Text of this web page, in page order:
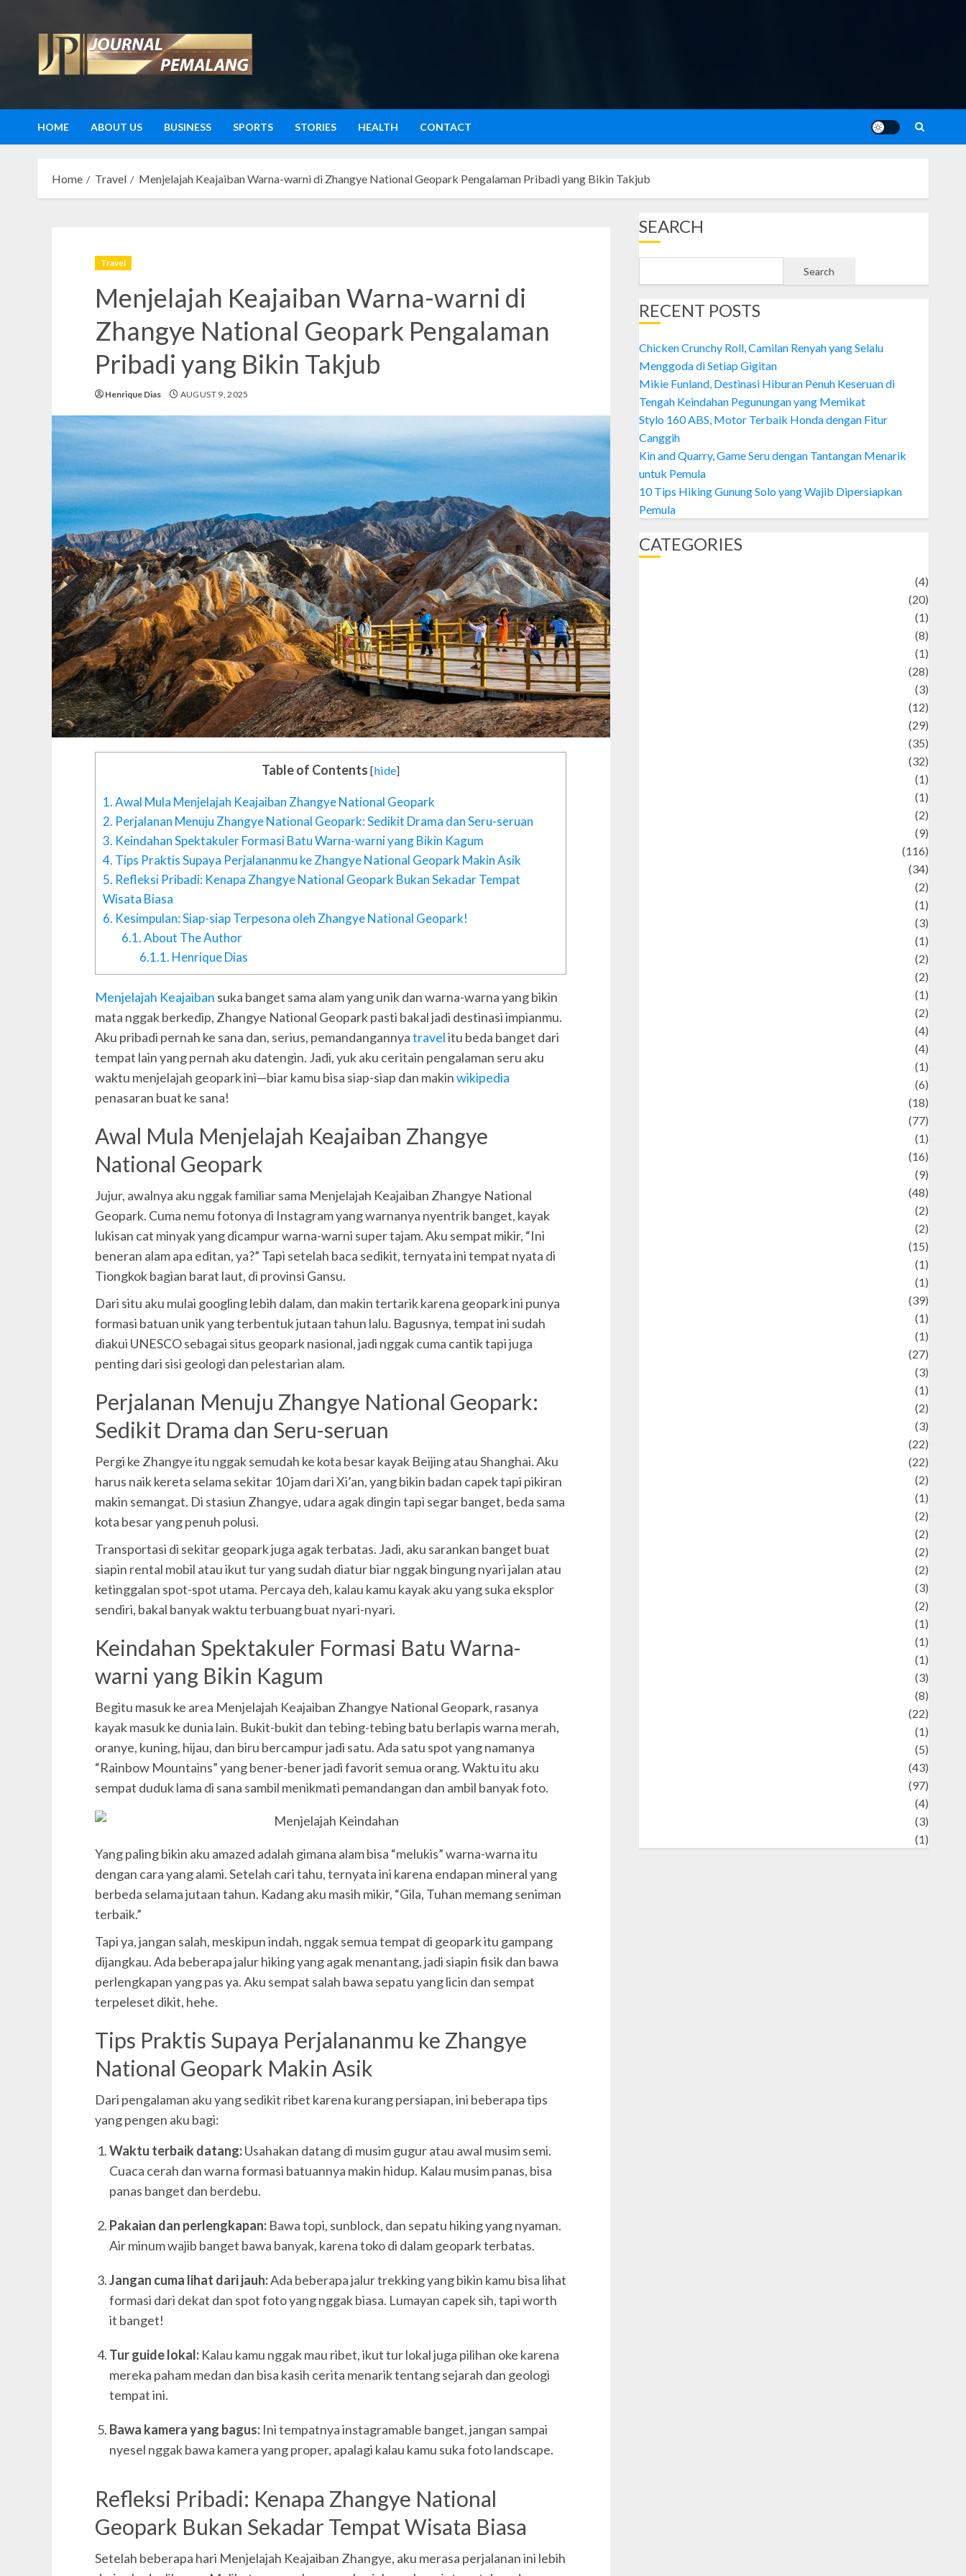
HOME ABOUT US BUSINESS SPORTS STORIES HEALTH CONTACT
Home Travel Menjelajah Keajaiban Warna-warni di Zhangye National Geopark Pengalaman Pribadi yang Bikin Takjub
Travel
Menjelajah Keajaiban Warna-warni di
Zhangye National Geopark Pengalaman
Pribadi yang Bikin Takjub
Henrique Dias AUGUST 9, 2025
Table of Contents [hide]
1.Awal Mula Menjelajah Keajaiban Zhangye National Geopark
2. Perjalanan Menuju Zhangye National Geopark: Sedikit Drama dan Seru-seruan
3. Keindahan Spektakuler Formasi Batu Warna-warni yang Bikin Kagum
4. Tips Praktis Supaya Perjalananmu ke Zhangye National Geopark Makin Asik
5. Refleksi Pribadi: Kenapa Zhangye National Geopark Bukan Sekadar Tempat
Wisata Biasa
6. Kesimpulan: Siap-siap Terpesona oleh Zhangye National Geopark!
6.1.About The Author
6.1.1. Henrique Dias
Menjelajah Keajaiban suka banget sama alam yang unik dan warna-warna yang bikin
mata nggak berkedip, Zhangye National Geopark pasti bakal jadi destinasi impianmu.
Aku pribadi pernah ke sana dan, serius, pemandangannyatravelitu beda banget dari
tempat lain yang pernah aku datengin. Jadi, yuk aku ceritain pengalaman seru aku
waktu menjelajah geopark ini—biar kamu bisa siap-siap dan makinwikipedia
penasaran buat ke sana!
Awal Mula Menjelajah Keajaiban Zhangye
National Geopark
Jujur, awalnya aku nggak familiar sama Menjelajah Keajaiban Zhangye National
Geopark. Cuma nemu fotonya di Instagram yang warnanya nyentrik banget, kayak
lukisan cat minyak yang dicampur warna-warni super tajam. Aku sempat mikir, “Ini
beneran alam apa editan, ya?” Tapi setelah baca sedikit, ternyata ini tempat nyata di
Tiongkok bagian barat laut, di provinsi Gansu.
Dari situ aku mulai googling lebih dalam, dan makin tertarik karena geopark ini punya
formasi batuan unik yang terbentuk jutaan tahun lalu. Bagusnya, tempat ini sudah
diakui UNESCO sebagai situs geopark nasional, jadi nggak cuma cantik tapi juga
penting dari sisi geologi dan pelestarian alam.
Perjalanan Menuju Zhangye National Geopark:
Sedikit Drama dan Seru-seruan
Pergi ke Zhangye itu nggak semudah ke kota besar kayak Beijing atau Shanghai. Aku
harus naik kereta selama sekitar 10 jam dari Xi’an, yang bikin badan capek tapi pikiran
makin semangat. Di stasiun Zhangye, udara agak dingin tapi segar banget, beda sama
kota besar yang penuh polusi.
Transportasi di sekitar geopark juga agak terbatas. Jadi, aku sarankan banget buat
siapin rental mobil atau ikut tur yang sudah diatur biar nggak bingung nyari jalan atau
ketinggalan spot-spot utama. Percaya deh, kalau kamu kayak aku yang suka eksplor
sendiri, bakal banyak waktu terbuang buat nyari-nyari.
Keindahan Spektakuler Formasi Batu Warna-
warni yang Bikin Kagum
Begitu masuk ke area Menjelajah Keajaiban Zhangye National Geopark, rasanya
kayak masuk ke dunia lain. Bukit-bukit dan tebing-tebing batu berlapis warna merah,
oranye, kuning, hijau, dan biru bercampur jadi satu. Ada satu spot yang namanya
“Rainbow Mountains” yang bener-bener jadi favorit semua orang. Waktu itu aku
sempat duduk lama di sana sambil menikmati pemandangan dan ambil banyak foto.
Yang paling bikin aku amazed adalah gimana alam bisa “melukis” warna-warna itu
dengan cara yang alami. Setelah cari tahu, ternyata ini karena endapan mineral yang
berbeda selama jutaan tahun. Kadang aku masih mikir, “Gila, Tuhan memang seniman
terbaik.”
Tapi ya, jangan salah, meskipun indah, nggak semua tempat di geopark itu gampang
dijangkau. Ada beberapa jalur hiking yang agak menantang, jadi siapin fisik dan bawa
perlengkapan yang pas ya. Aku sempat salah bawa sepatu yang licin dan sempat
terpeleset dikit, hehe.
Tips Praktis Supaya Perjalananmu ke Zhangye
National Geopark Makin Asik
Dari pengalaman aku yang sedikit ribet karena kurang persiapan, ini beberapa tips
yang pengen aku bagi:
Waktu terbaik datang:Usahakan datang di musim gugur atau awal musim semi.
Cuaca cerah dan warna formasi batuannya makin hidup. Kalau musim panas, bisa
panas banget dan berdebu.
Pakaian dan perlengkapan: Bawa topi, sunblock, dan sepatu hiking yang nyaman.
Air minum wajib banget bawa banyak, karena toko di dalam geopark terbatas.
Jangan cuma lihat dari jauh:Ada beberapa jalur trekking yang bikin kamu bisa lihat
formasi dari dekat dan spot foto yang nggak biasa. Lumayan capek sih, tapi worth
it banget!
Tur guide lokal: Kalau kamu nggak mau ribet, ikut tur lokal juga pilihan oke karena
mereka paham medan dan bisa kasih cerita menarik tentang sejarah dan geologi
tempat ini.
Bawa kamera yang bagus: Ini tempatnya instagramable banget, jangan sampai
nyesel nggak bawa kamera yang proper, apalagi kalau kamu suka foto landscape.
Refleksi Pribadi: Kenapa Zhangye National
Geopark Bukan Sekadar Tempat Wisata Biasa
Setelah beberapa hari Menjelajah Keajaiban Zhangye, aku merasa perjalanan ini lebih
SEARCH
Search
RECENT POSTS
Chicken Crunchy Roll, Camilan Renyah yang Selalu
Menggoda di Setiap Gigitan
Mikie Funland, Destinasi Hiburan Penuh Keseruan di
Tengah Keindahan Pegunungan yang Memikat
Stylo 160 ABS, Motor Terbaik Honda dengan Fitur
Canggih
Kin and Quarry, Game Seru dengan Tantangan Menarik
untuk Pemula
10 Tips Hiking Gunung Solo yang Wajib Dipersiapkan
Pemula
CATEGORIES
(4)
(20)
(1)
(8)
(1)
(28)
(3)
(12)
(29)
(35)
(32)
(1)
(1)
(2)
(9)
(116)
(34)
(2)
(1)
(3)
(1)
(2)
(2)
(1)
(2)
(4)
(4)
(1)
(6)
(18)
(77)
(1)
(16)
(9)
(48)
(2)
(2)
(15)
(1)
(1)
(39)
(1)
(1)
(27)
(3)
(1)
(2)
(3)
(22)
(22)
(2)
(1)
(2)
(2)
(2)
(2)
(3)
(2)
(1)
(1)
(1)
(3)
(8)
(22)
(1)
(5)
(43)
(97)
(4)
(3)
(1)